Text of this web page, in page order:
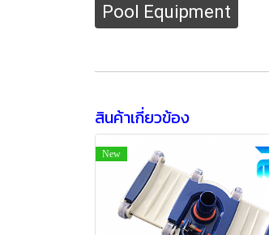
Pool Equipment
สินค้าเกี่ยวข้อง
New